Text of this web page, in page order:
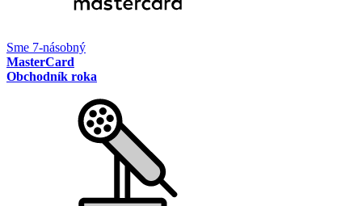
Sme 7-násobný
MasterCard
Obchodník roka